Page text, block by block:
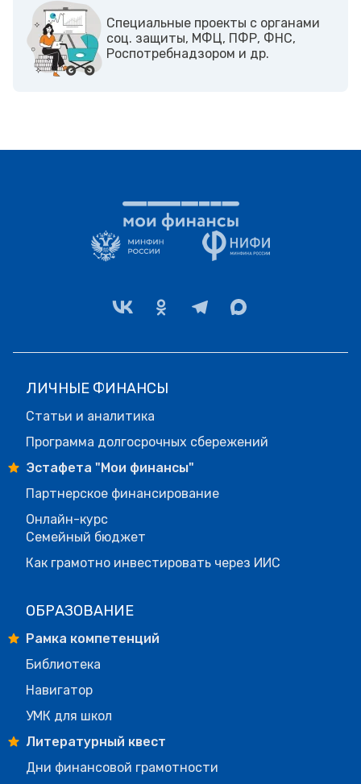
Cпециальные проекты с органами
соц. защиты, МФЦ, ПФР, ФНС,
Роспотребнадзором и др.
ЛИЧНЫЕ ФИНАНСЫ
Статьи и аналитика
Программа долгосрочных сбережений
Эстафета "Мои финансы"
Партнерское финансирование
Онлайн-курс
Семейный бюджет
Как грамотно инвестировать через ИИС
ОБРАЗОВАНИЕ
Рамка компетенций
Библиотека
Навигатор
УМК для школ
Литературный квест
Дни финансовой грамотности